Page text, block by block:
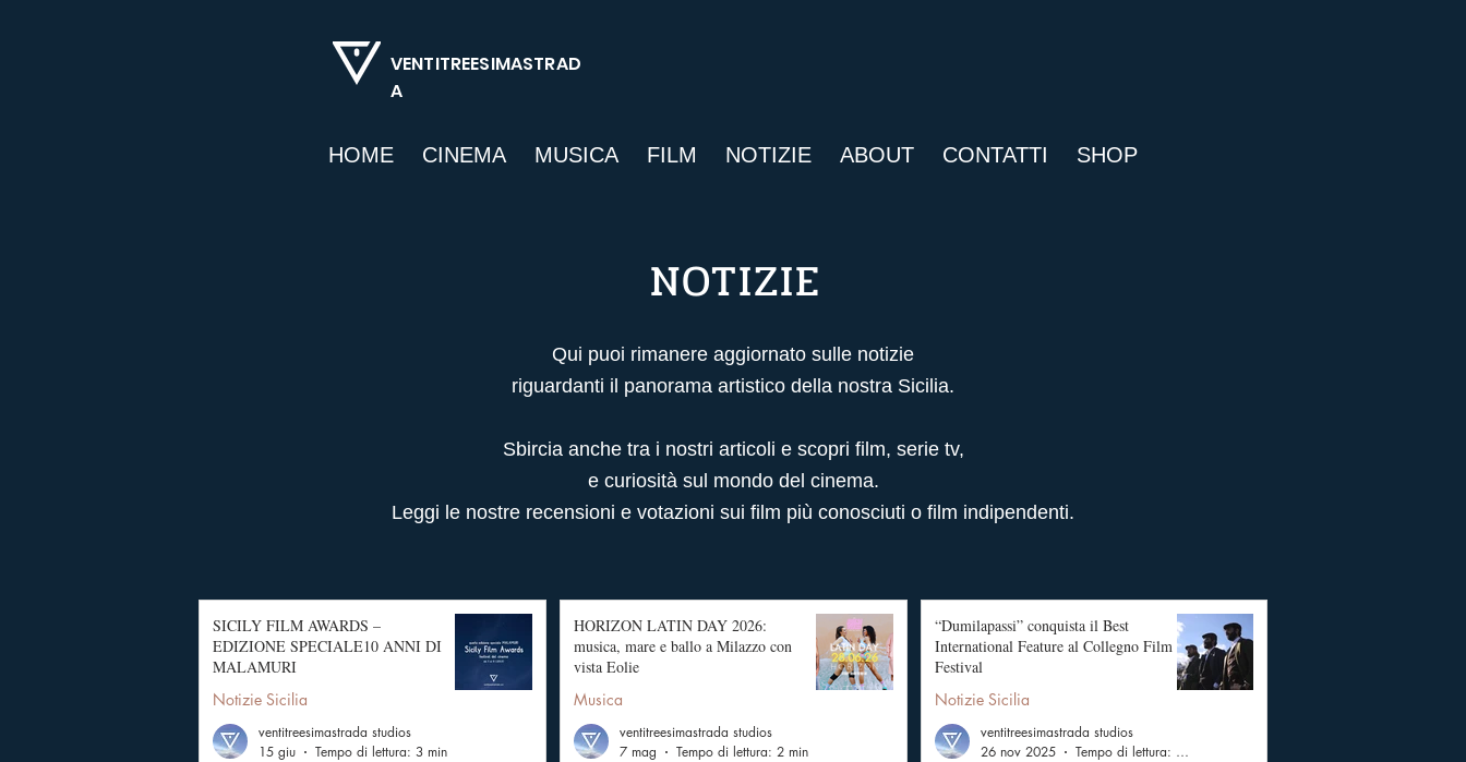
VENTITREESIMASTRAD
A
HOME CINEMA MUSICA FILM NOTIZIE ABOUT CONTATTI SHOP
NOTIZIE
Qui puoi rimanere aggiornato sulle notizie
riguardanti il panorama artistico della nostra Sicilia.
Sbircia anche tra i nostri articoli e scopri film, serie tv,
e curiosità sul mondo del cinema.
Leggi le nostre recensioni e votazioni sui film più conosciuti o film indipendenti.
SICILY FILM AWARDS –
EDIZIONE SPECIALE10 ANNI DI
MALAMURI
Notizie Sicilia
ventitreesimastrada studios
15 giu
Tempo di lettura: 3 min
HORIZON LATIN DAY 2026:
musica, mare e ballo a Milazzo con
vista Eolie
Musica
ventitreesimastrada studios
7 mag
Tempo di lettura: 2 min
“Dumilapassi” conquista il Best
International Feature al Collegno Film
Festival
Notizie Sicilia
ventitreesimastrada studios
26 nov 2025
Tempo di lettura: 2 min